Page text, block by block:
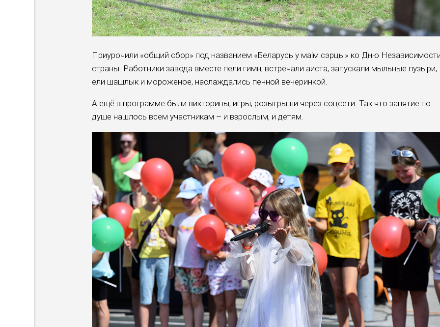
Приурочили «общий сбор» под названием «Беларусь у маiм сэрцы» ко Дню
страны. Работники завода вместе пели гимн, встречали аиста, запускали мыльные пузыри,
ели шашлык и мороженое, наслаждались пенной вечеринкой.
А ещё в программе были викторины, игры, розыгрыши через соцсети. Так что занятие по
душе нашлось всем участникам – и взрослым, и детям.